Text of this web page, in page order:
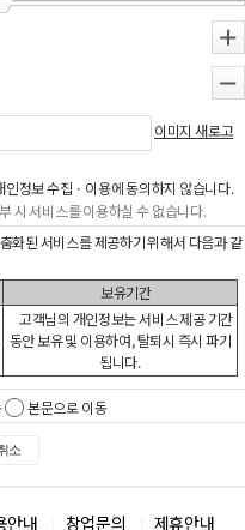
이미지 새로고
인정보 수집ㆍ이용에 동의하지 않습니다.
시 서비스를 이용하실 수 없습니다.
화된 서비스를 제공하기 위해서 다음과 같
보유기간
고객님의 개인정보는 서비스 제공 기간
동안 보유 및 이용하여, 탈퇴시 즉시 파기
됩니다.
본문으로 이동
소
안내 창업문의 제휴안내